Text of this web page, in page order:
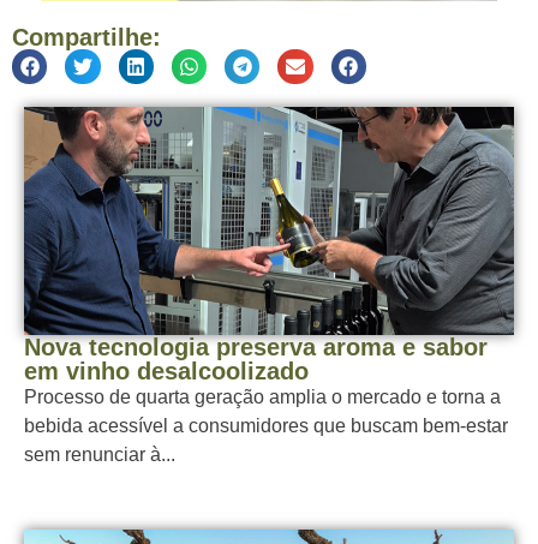
Compartilhe:
Nova tecnologia preserva aroma e sabor
em vinho desalcoolizado
Processo de quarta geração amplia o mercado e torna a
bebida acessível a consumidores que buscam bem-estar
sem renunciar à...